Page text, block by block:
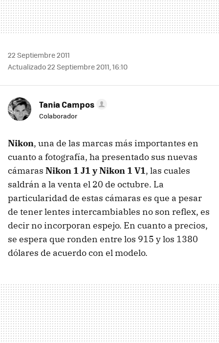
22 Septiembre 2011
Actualizado 22 Septiembre 2011, 16:10
Tania Campos
Colaborador
Nikon, una de las marcas más importantes en
cuanto a fotografía, ha presentado sus nuevas
cámaras Nikon 1 J1 y Nikon 1 V1, las cuales
saldrán a la venta el 20 de octubre. La
particularidad de estas cámaras es que a pesar
de tener lentes intercambiables no son reflex, es
decir no incorporan espejo. En cuanto a precios,
se espera que ronden entre los 915 y los 1380
dólares de acuerdo con el modelo.